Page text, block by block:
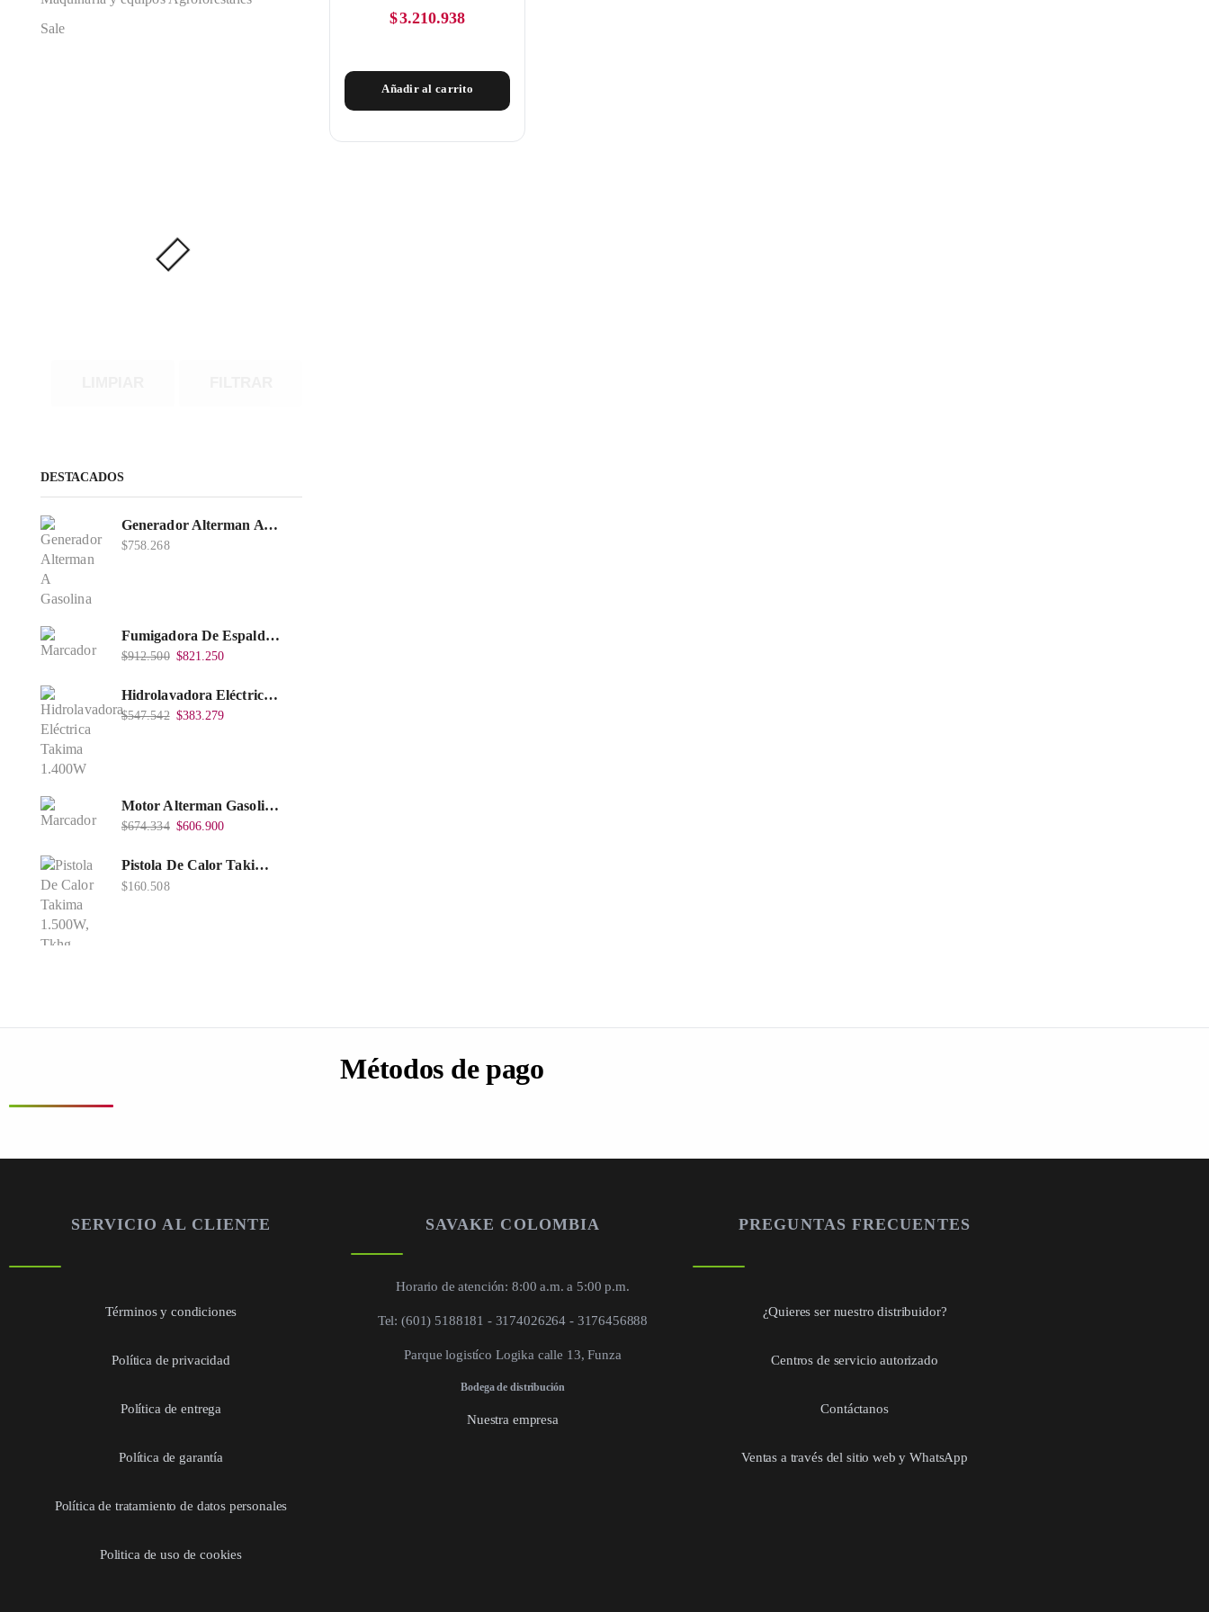
$3.210.938
Añadir al carrito
Sale
DESTACADOS
Generador Alterman A Gasolina 2T, 950W, Encendido Manual, 120 V, Con Chasis, EGG950-I.
$758.268
Fumigadora De Espalda Alterman Gasolina 2T, 26 Cc, Bomba Nylon Libre Mantenimiento, Tf900-A.
$912.500 $821.250
Hidrolavadora Eléctrica Takima 1.400W 1.600Psi, Tkepw-1600-A.
$547.542 $383.279
Motor Alterman Gasolina 4T, 6.5Hp Eje Cuña/Rosca 3/4", Xge65K.
$674.334 $606.900
Pistola De Calor Takima 1.500W, Tkhg-1500.
$160.508
Métodos de pago
SERVICIO AL CLIENTE
Términos y condiciones
Política de privacidad
Política de entrega
Política de garantía
Política de tratamiento de datos personales
Politica de uso de cookies
SAVAKE COLOMBIA
Horario de atención: 8:00 a.m. a 5:00 p.m.
Tel: (601) 5188181 - 3174026264 - 3176456888
Parque logistíco Logika calle 13, Funza
Bodega de distribución
Nuestra empresa
PREGUNTAS FRECUENTES
¿Quieres ser nuestro distribuidor?
Centros de servicio autorizado
Contáctanos
Ventas a través del sitio web y WhatsApp